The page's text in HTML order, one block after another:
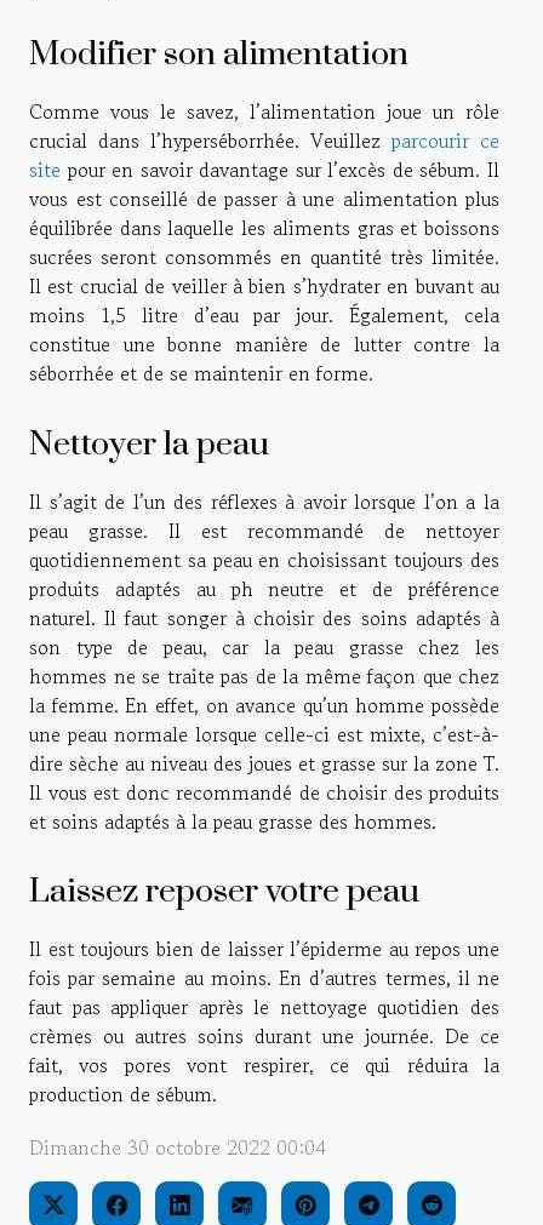
Modifier son alimentation
Comme vous le savez, l’alimentation joue un rôle
crucial dans l’hyperséborrhée. Veuillez parcourir ce
site pour en savoir davantage sur l’excès de sébum. Il
vous est conseillé de passer à une alimentation plus
équilibrée dans laquelle les aliments gras et boissons
sucrées seront consommés en quantité très limitée.
Il est crucial de veiller à bien s’hydrater en buvant au
moins 1,5 litre d’eau par jour. Également, cela
constitue une bonne manière de lutter contre la
séborrhée et de se maintenir en forme.
Nettoyer la peau
Il s’agit de l’un des réflexes à avoir lorsque l’on a la
peau grasse. Il est recommandé de nettoyer
quotidiennement sa peau en choisissant toujours des
produits adaptés au ph neutre et de préférence
naturel. Il faut songer à choisir des soins adaptés à
son type de peau, car la peau grasse chez les
hommes ne se traite pas de la même façon que chez
la femme. En effet, on avance qu’un homme possède
une peau normale lorsque celle-ci est mixte, c’est-à-
dire sèche au niveau des joues et grasse sur la zone T.
Il vous est donc recommandé de choisir des produits
et soins adaptés à la peau grasse des hommes.
Laissez reposer votre peau
Il est toujours bien de laisser l’épiderme au repos une
fois par semaine au moins. En d’autres termes, il ne
faut pas appliquer après le nettoyage quotidien des
crèmes ou autres soins durant une journée. De ce
fait, vos pores vont respirer, ce qui réduira la
production de sébum.
Dimanche 30 octobre 2022 00:04